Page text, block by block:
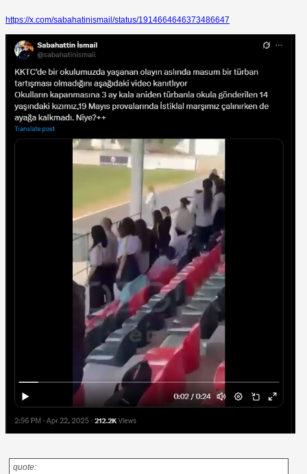
https://x.com/sabahatinismail/status/1914664646373486647
quote: